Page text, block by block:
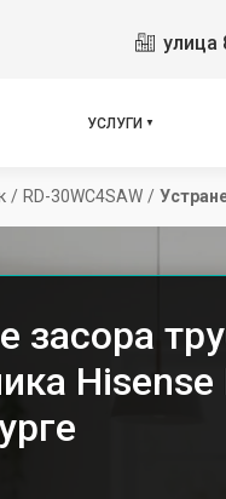
улица
УСЛУГИ
/ RD-30WC4SAW /
засора
Hisense